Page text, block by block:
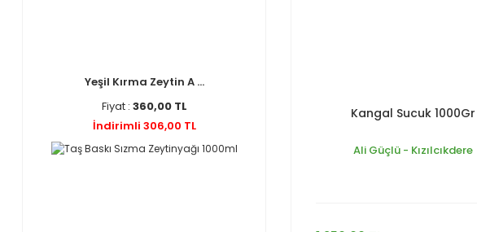
Yeşil Kırma Zeytin A ...
Fiyat : 360,00 TL
İndirimli 306,00 TL
Kangal Sucuk 1000Gr
Ali Güçlü - Kızılcıkdere